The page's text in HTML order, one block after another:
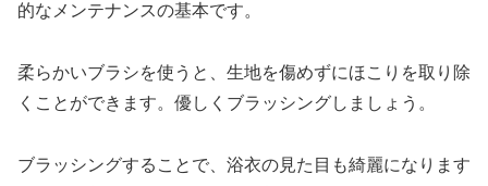
的なメンテナンスの基本です。
柔らかいブラシを使うと、生地を傷めずにほこりを取り除
くことができます。優しくブラッシングしましょう。
ブラッシングすることで、浴衣の見た目も綺麗になります